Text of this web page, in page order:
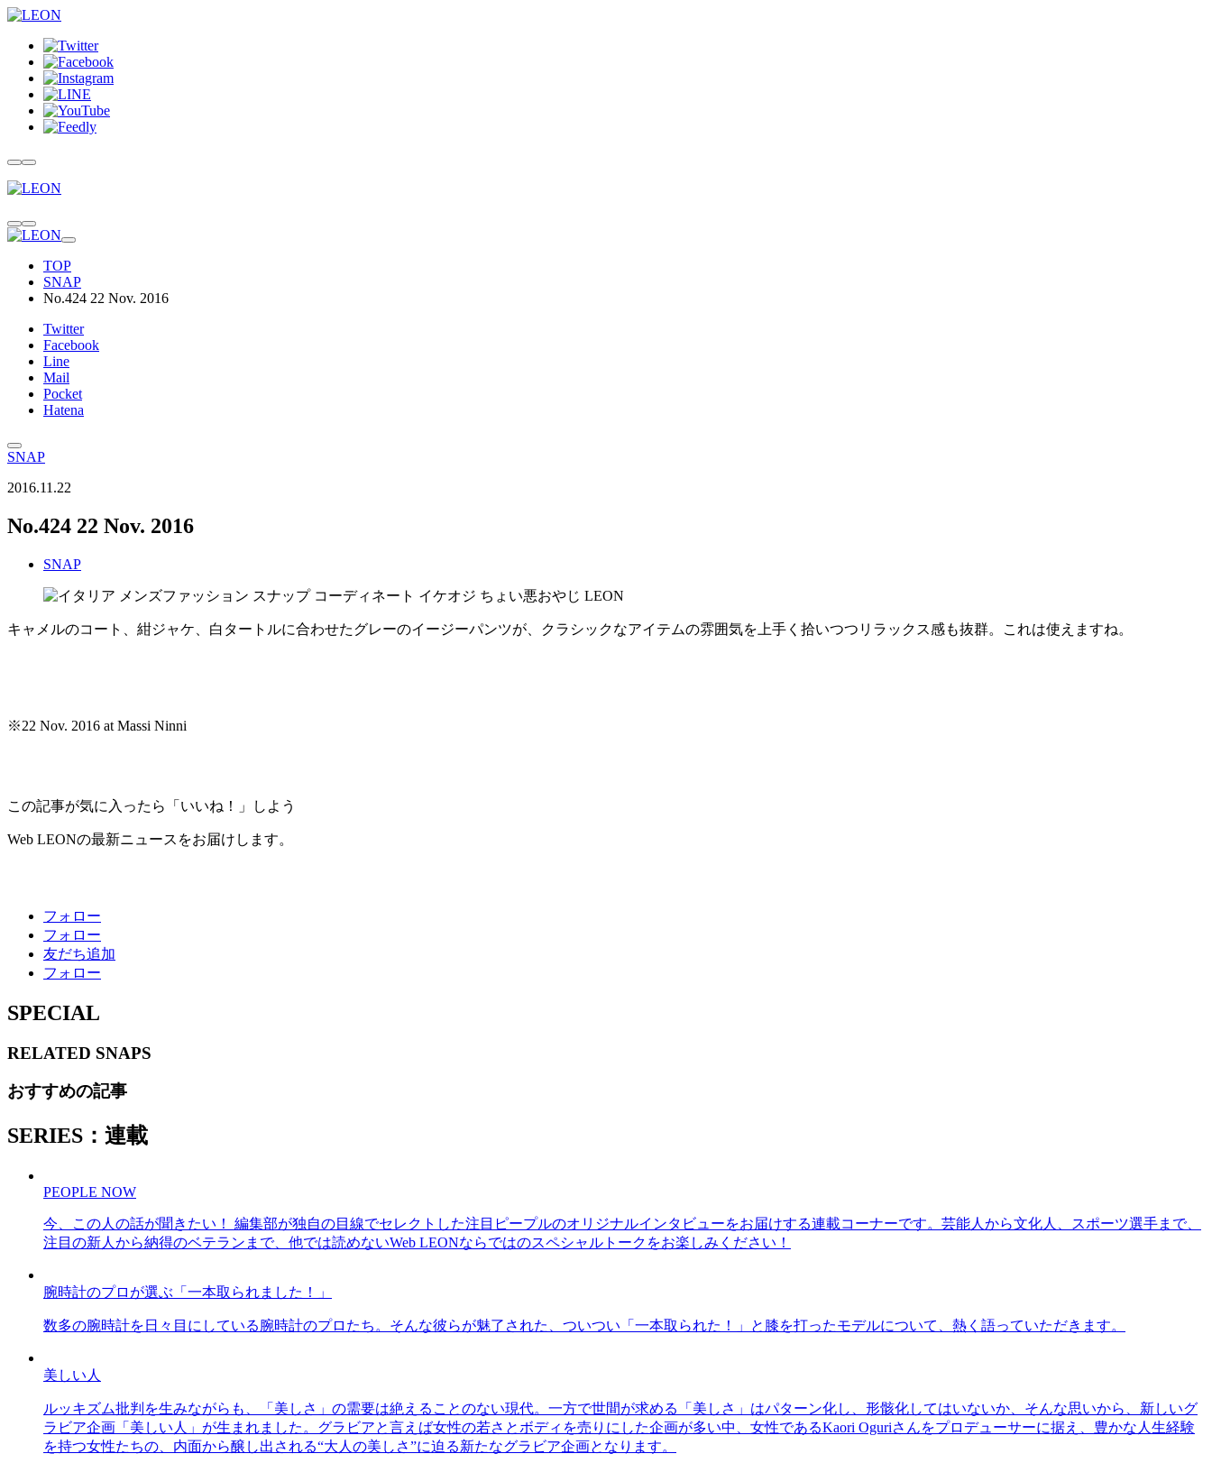
TOP
SNAP
No.424 22 Nov. 2016
Twitter
Facebook
Line
Mail
Pocket
Hatena
SNAP
2016.11.22
No.424 22 Nov. 2016
SNAP
キャメルのコート、紺ジャケ、白タートルに合わせたグレーのイージーパンツが、クラシックなアイテムの雰囲気を上手く拾いつつリラックス感も抜群。これは使えますね。
※22 Nov. 2016 at Massi Ninni
この記事が気に入ったら「いいね！」しよう
Web LEONの最新ニュースをお届けします。
フォロー
フォロー
友だち追加
フォロー
SPECIAL
RELATED SNAPS
おすすめの記事
SERIES：連載
PEOPLE NOW
今、この人の話が聞きたい！ 編集部が独自の目線でセレクトした注目ピープルのオリジナルインタビューをお届けする連載コーナーです。芸能人から文化人、スポーツ選手まで、
注目の新人から納得のベテランまで、他では読めないWeb LEONならではのスペシャルトークをお楽しみください！
腕時計のプロが選ぶ「一本取られました！」
数多の腕時計を日々目にしている腕時計のプロたち。そんな彼らが魅了された、ついつい「一本取られた！」と膝を打ったモデルについて、熱く語っていただきます。
美しい人
ルッキズム批判を生みながらも、「美しさ」の需要は絶えることのない現代。一方で世間が求める「美しさ」はパターン化し、形骸化してはいないか、そんな思いから、新しいグ
ラビア企画「美しい人」が生まれました。グラビアと言えば女性の若さとボディを売りにした企画が多い中、女性であるKaori Oguriさんをプロデューサーに据え、豊かな人生経験
を持つ女性たちの、内面から醸し出される“大人の美しさ”に迫る新たなグラビア企画となります。